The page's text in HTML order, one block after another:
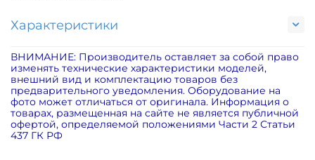
Характеристики
ВНИМАНИЕ: Производитель оставляет за собой право
изменять технические характеристики моделей,
внешний вид и комплектацию товаров без
предварительного уведомления. Оборудование на
фото может отличаться от оригинала. Информация о
товарах, размещенная на сайте не является публичной
офертой, определяемой положениями Части 2 Статьи
437 ГК РФ